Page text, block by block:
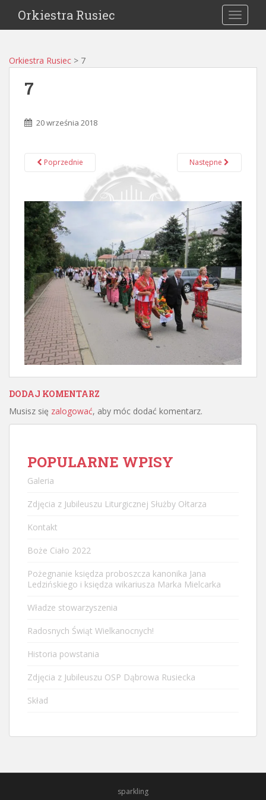
Orkiestra Rusiec
Orkiestra Rusiec > 7
7
20 września 2018
Poprzednie Następne
DODAJ KOMENTARZ
Musisz się zalogować, aby móc dodać komentarz.
POPULARNE WPISY
Galeria
Zdjęcia z Jubileuszu Liturgicznej Służby Ołtarza
Kontakt
Boże Ciało 2022
Pożegnanie księdza proboszcza kanonika Jana
Ledzińskiego i księdza wikariusza Marka Mielcarka
Władze stowarzyszenia
Radosnych Świąt Wielkanocnych!
Historia powstania
Zdjęcia z Jubileuszu OSP Dąbrowa Rusiecka
Skład
sparkling